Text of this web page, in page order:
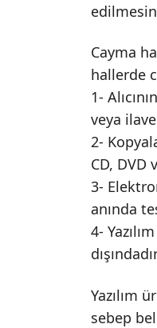
Cayma
hallerde
1-
veya
2-
CD, DVD
3-
anında
4-
Yazılım
sebep